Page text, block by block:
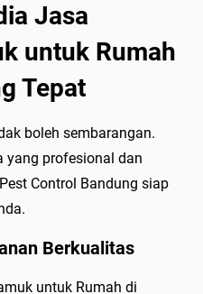
Jasa
untuk Rumah
Tepat
boleh sembarangan.
yang profesional dan
Control Bandung siap
Berkualitas
untuk Rumah di